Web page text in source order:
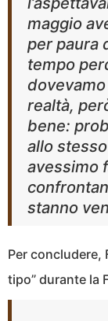
maggio
per paura
tempo
realtà,
bene:
allo
avessimo
stanno
Per concludere,
tipo” durante la